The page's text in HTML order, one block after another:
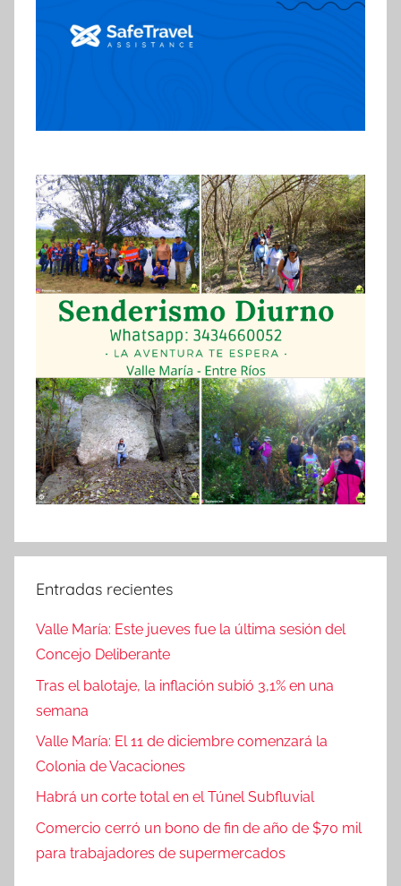
Entradas recientes
Valle María: Este jueves fue la última sesión del
Concejo Deliberante
Tras el balotaje, la inflación subió 3,1% en una
semana
Valle María: El 11 de diciembre comenzará la
Colonia de Vacaciones
Habrá un corte total en el Túnel Subfluvial
Comercio cerró un bono de fin de año de $70 mil
para trabajadores de supermercados